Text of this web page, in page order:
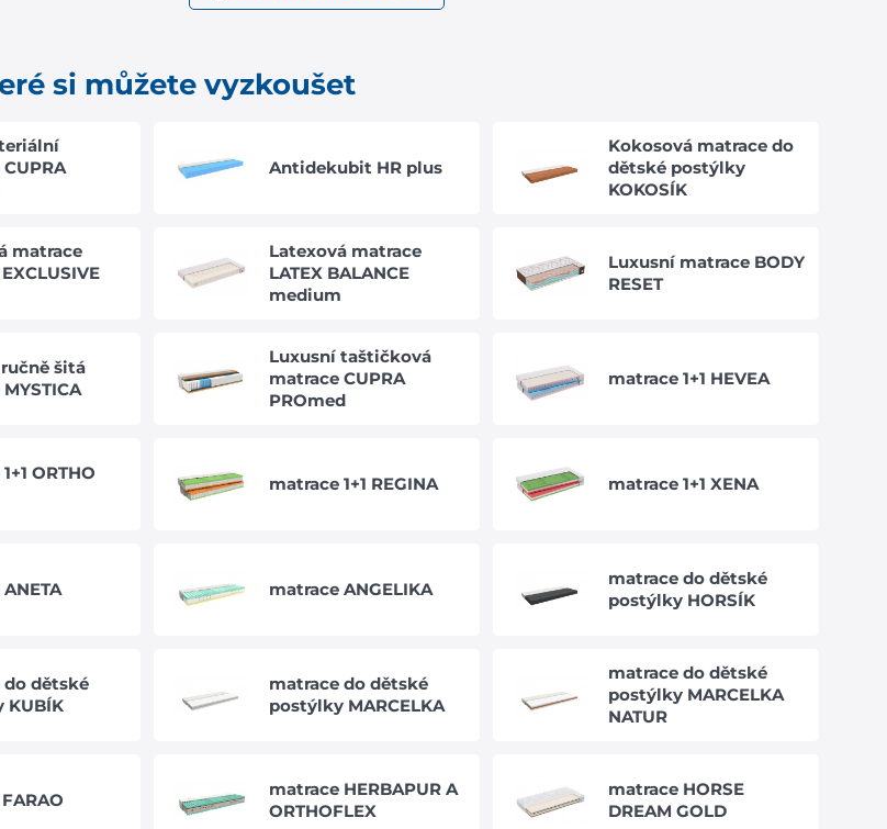
si můžete vyzkoušet
Antidekubit HR plus
Kokosová matrace do
dětské postýlky
KOKOSÍK
matrace
Latexová matrace
LATEX BALANCE
medium
Luxusní matrace BODY
RESET
šitá
Luxusní taštičková
matrace CUPRA
PROmed
matrace 1+1 HEVEA
ORTHO
matrace 1+1 REGINA matrace 1+1 XENA
matrace ANGELIKA
matrace do dětské
postýlky HORSÍK
do dětské
KUBÍK
matrace do dětské
postýlky MARCELKA
matrace do dětské
postýlky MARCELKA
NATUR
matrace HERBAPUR A
ORTHOFLEX
matrace HORSE
DREAM GOLD